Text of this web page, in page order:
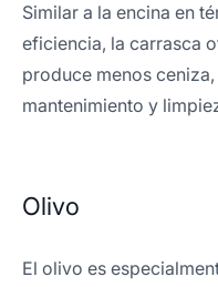
Similar a la encina en
eficiencia, la carrasca
produce menos
mantenimiento y
Olivo
El olivo es